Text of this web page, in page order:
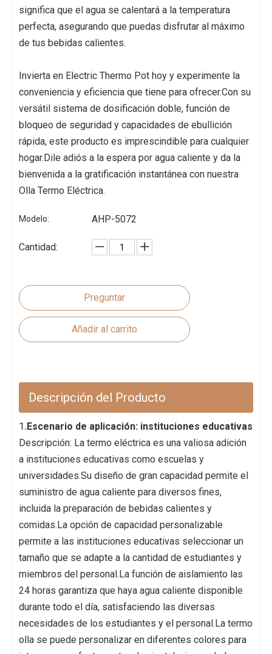
significa que el agua se calentará a la temperatura
perfecta, asegurando que puedas disfrutar al máximo
de tus bebidas calientes.
Invierta en Electric Thermo Pot hoy y experimente la
conveniencia y eficiencia que tiene para ofrecer.Con su
versátil sistema de dosificación doble, función de
bloqueo de seguridad y capacidades de ebullición
rápida, este producto es imprescindible para cualquier
hogar.Dile adiós a la espera por agua caliente y da la
bienvenida a la gratificación instantánea con nuestra
Olla Termo Eléctrica.
Modelo: AHP-5072
Cantidad:
Preguntar
Añadir al carrito
Descripción del Producto
1.Escenario de aplicación: instituciones educativas
Descripción: La termo eléctrica es una valiosa adición
a instituciones educativas como escuelas y
universidades.Su diseño de gran capacidad permite el
suministro de agua caliente para diversos fines,
incluida la preparación de bebidas calientes y
comidas.La opción de capacidad personalizable
permite a las instituciones educativas seleccionar un
tamaño que se adapte a la cantidad de estudiantes y
miembros del personal.La función de aislamiento las
24 horas garantiza que haya agua caliente disponible
durante todo el día, satisfaciendo las diversas
necesidades de los estudiantes y el personal.La termo
olla se puede personalizar en diferentes colores para